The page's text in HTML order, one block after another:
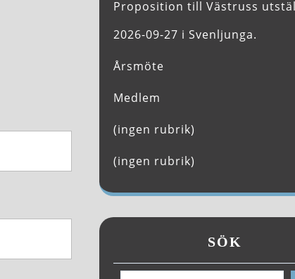
Proposition till Västruss
2026-09-27 i Svenljunga.
Årsmöte
Medlem
(ingen rubrik)
(ingen rubrik)
SÖK